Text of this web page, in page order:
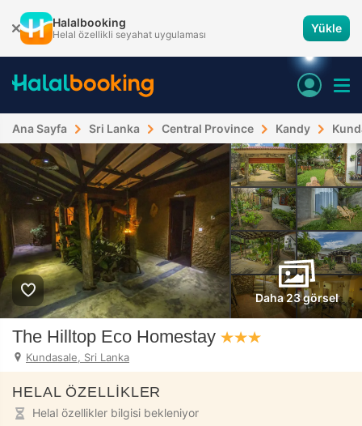
Halalbooking
Helal özellikli seyahat uygulaması Yükle
Ana Sayfa Sri Lanka Central Province Kandy
Daha 23 görsel
The Hilltop Eco Homestay
Kundasale, Sri Lanka
HELAL ÖZELLİKLER
Helal özellikler bilgisi bekleniyor